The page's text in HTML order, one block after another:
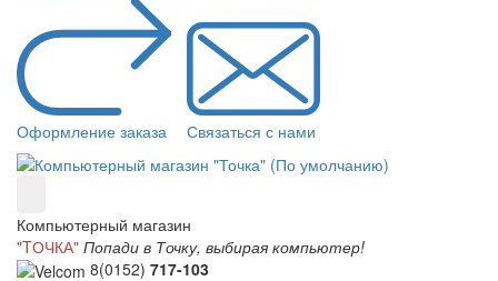
Оформление заказа Связаться с нами
Компьютерный магазин
"TОЧКА" Попади в Точку, выбирая компьютер!
8(0152) 717-103